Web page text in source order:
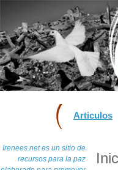
Articulos
Irenees.net es un sitio de
recursos para la paz